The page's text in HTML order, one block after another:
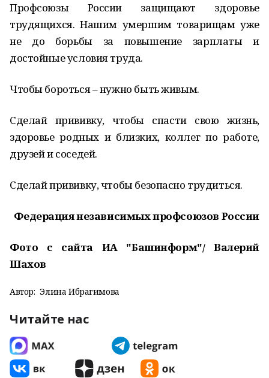
Профсоюзы России защищают здоровье
трудящихся. Нашим умершим товарищам уже
не до борьбы за повышение зарплаты и
достойные условия труда.
Чтобы бороться – нужно быть живым.
Сделай прививку, чтобы спасти свою жизнь,
здоровье родных и близких, коллег по работе,
друзей и соседей.
Сделай прививку, чтобы безопасно трудиться.
Федерация независимых профсоюзов России
Фото с сайта ИА "Башинформ"/ Валерий
Шахов
Автор: Элина Ибрагимова
Читайте нас